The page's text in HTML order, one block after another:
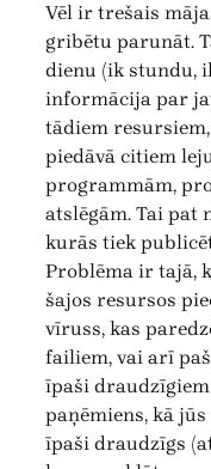
Vēl ir trešais
gribētu parunāt.
dienu (ik stundu,
informācija par
tādiem
piedāvā citiem
programmām,
atslēgām. Tai pat
kurās tiek
Problēma ir tajā,
šajos resursos
vīruss, kas
failiem, vai arī
īpaši draudzīgiem
paņēmiens, kā
īpaši draudzīgs